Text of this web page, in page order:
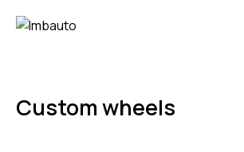
Custom wheels